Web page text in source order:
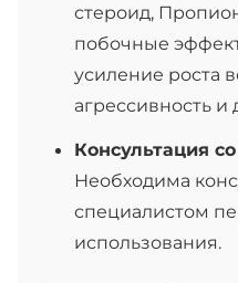
стероид,
побочные
усиление роста
агрессивность и
Консультация
Необходима
специалистом
использования.